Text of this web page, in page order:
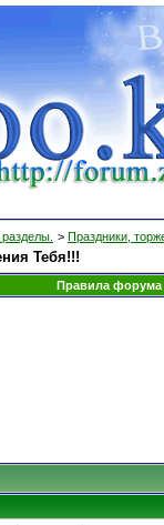
> Праздники,
Тебя!!!
Правила форума